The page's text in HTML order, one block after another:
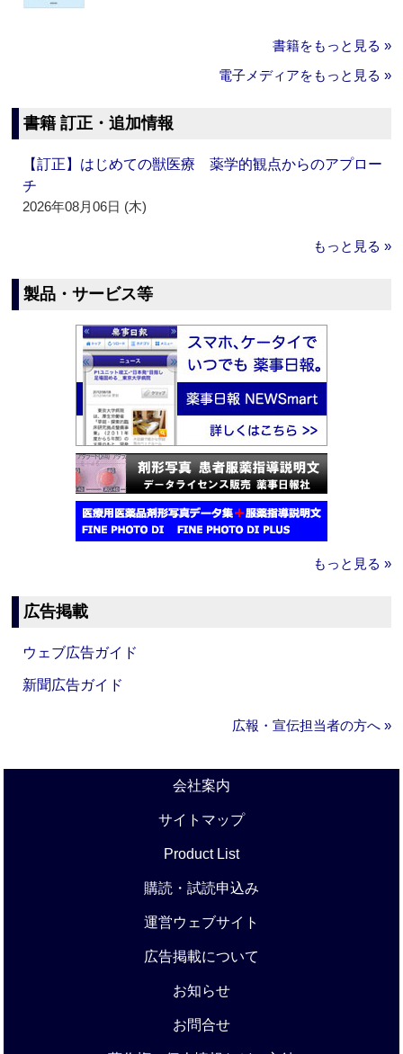
書籍をもっと見る »
電子メディアをもっと見る »
書籍 訂正・追加情報
【訂正】はじめての獣医療 薬学的観点からのアプロー
チ
2026年08月06日 (木)
もっと見る »
製品・サービス等
もっと見る »
広告掲載
ウェブ広告ガイド
新聞広告ガイド
広報・宣伝担当者の方へ »
会社案内
サイトマップ
Product List
購読・試読申込み
運営ウェブサイト
広告掲載について
お知らせ
お問合せ